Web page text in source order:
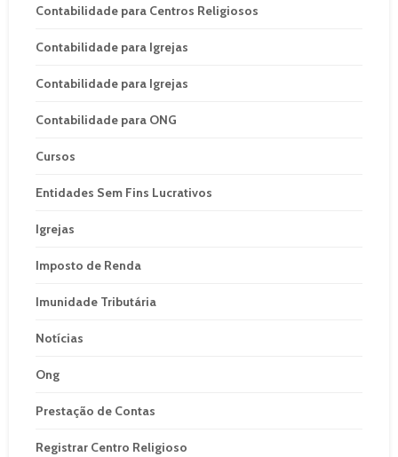
Contabilidade para Centros Religiosos
Contabilidade para Igrejas
Contabilidade para Igrejas
Contabilidade para ONG
Cursos
Entidades Sem Fins Lucrativos
Igrejas
Imposto de Renda
Imunidade Tributária
Notícias
Ong
Prestação de Contas
Registrar Centro Religioso